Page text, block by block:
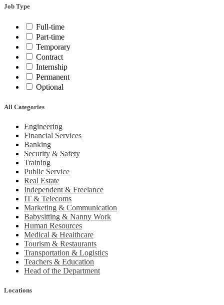
Job Type
Full-time
Part-time
Temporary
Contract
Internship
Permanent
Optional
All Categories
Engineering
Financial Services
Banking
Security & Safety
Training
Public Service
Real Estate
Independent & Freelance
IT & Telecoms
Marketing & Communication
Babysitting & Nanny Work
Human Resources
Medical & Healthcare
Tourism & Restaurants
Transportation & Logistics
Teachers & Education
Head of the Department
Locations